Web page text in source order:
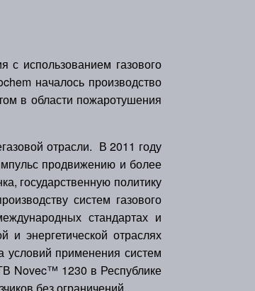
использованием газового
началось производство
в области пожаротушения
отрасли. В 2011 году
продвижению и более
государственную политику
систем газового
стандартах и
и энергетической отраслях
условий применения систем
Novec™ 1230 в Республике